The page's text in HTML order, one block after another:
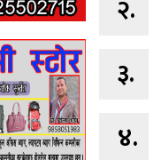
२.
३.
४.